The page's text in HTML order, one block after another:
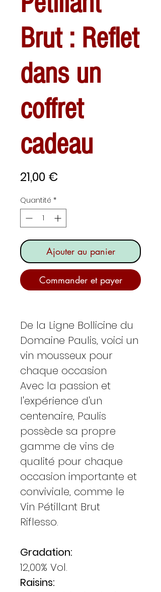
Brut : Reflet
dans un
coffret
cadeau
21,00 €
Quantité *
Ajouter au panier
Commander et payer
De la Ligne Bollicine du
Domaine Paulis, voici un
vin mousseux pour
chaque occasion
Avec la passion et
l'expérience d'un
centenaire, Paulis
possède sa propre
gamme de vins de
qualité pour chaque
occasion importante et
conviviale, comme le
Vin Pétillant Brut
Riflesso.
Gradation:
12,00% Vol.
Raisins: